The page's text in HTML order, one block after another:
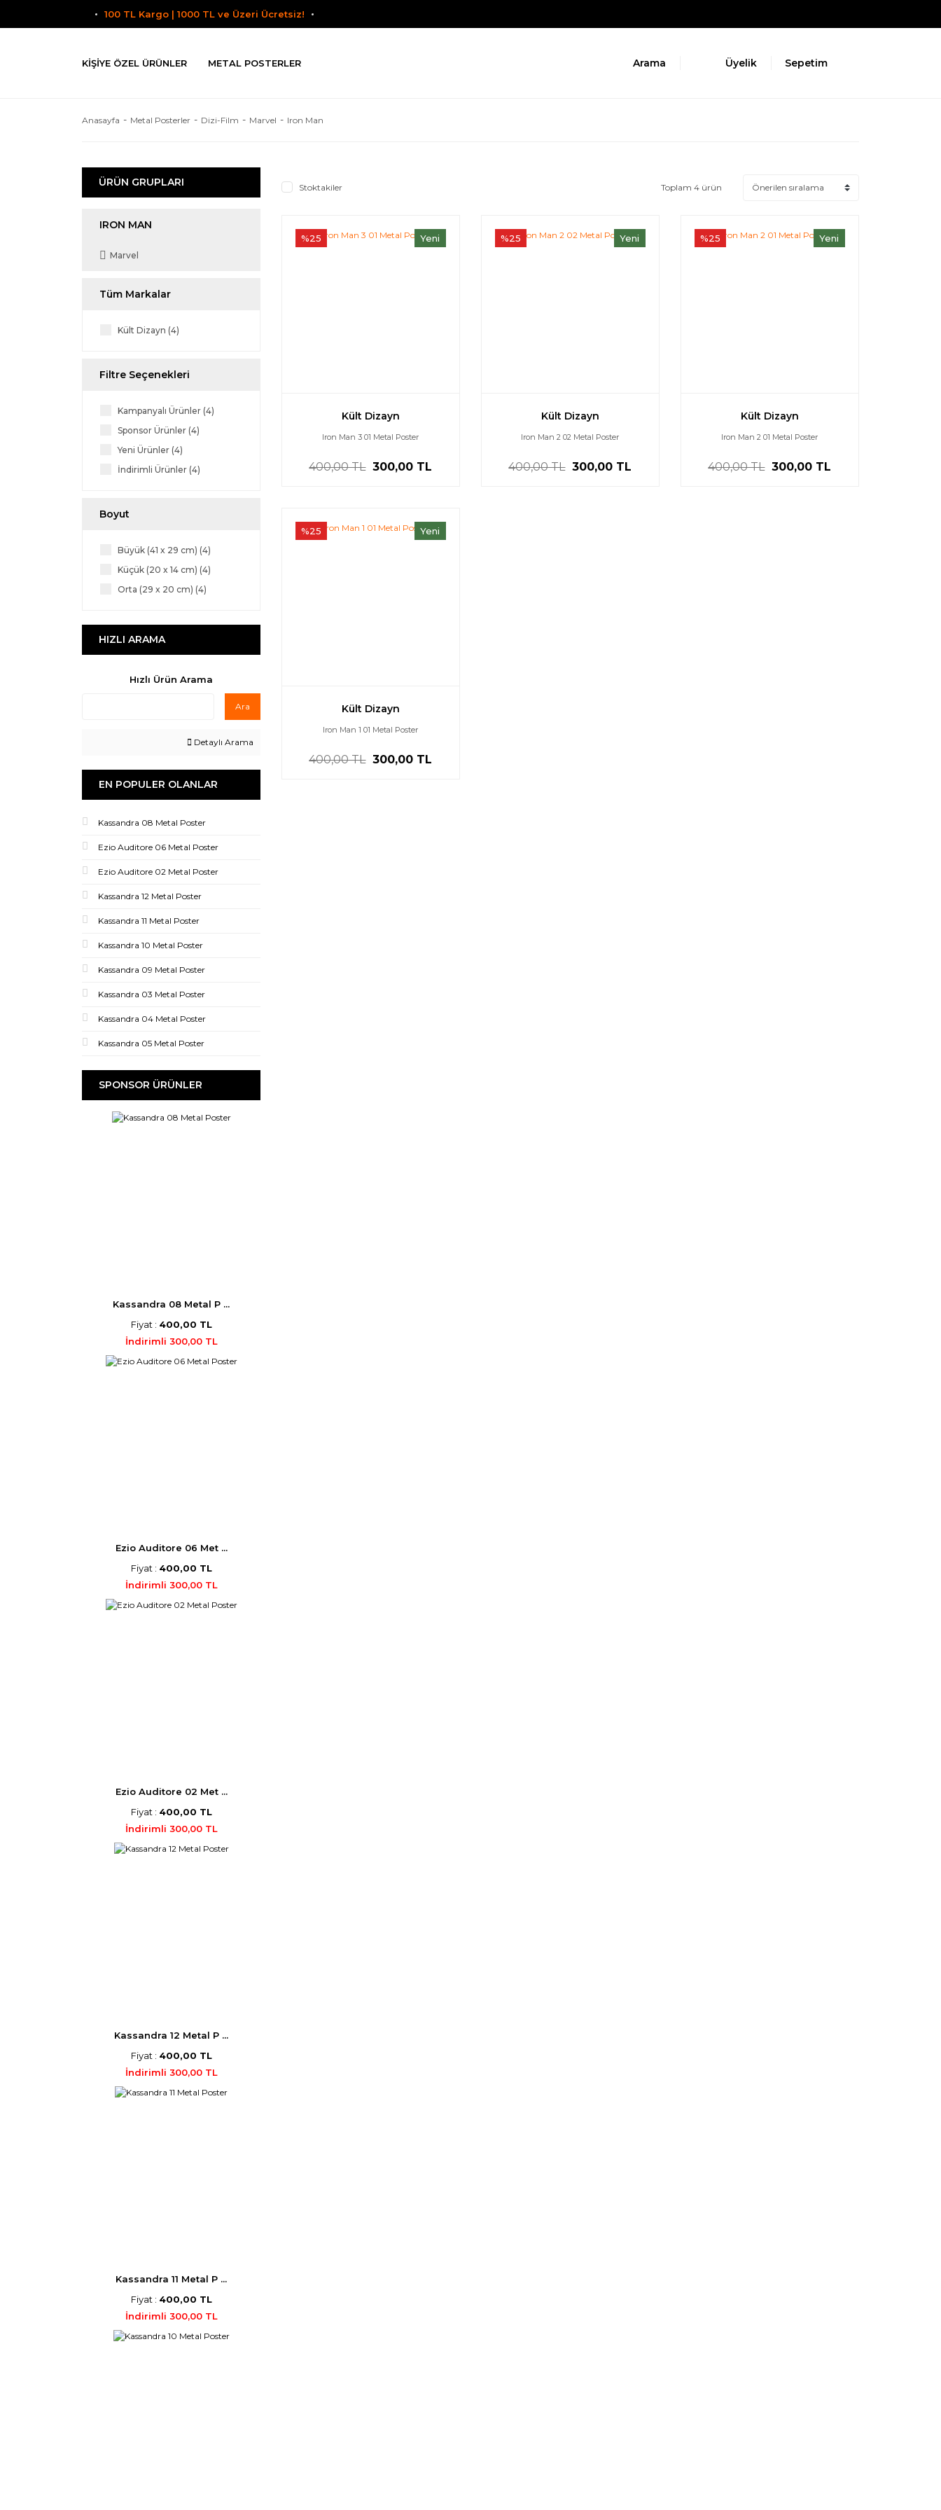
100 TL Kargo | 1000 TL ve Üzeri Ücretsiz!
KIŞIYE ÖZEL ÜRÜNLER METAL POSTERLER Arama Üyelik Sepetim
Anasayfa Metal Posterler Dizi-Film Marvel Iron Man
ÜRÜN GRUPLARI
IRON MAN
Marvel
Tüm Markalar
Kült Dizayn (4)
Filtre Seçenekleri
Kampanyalı Ürünler (4)
Sponsor Ürünler (4)
Yeni Ürünler (4)
İndirimli Ürünler (4)
Boyut
Büyük (41 x 29 cm) (4)
Küçük (20 x 14 cm) (4)
Orta (29 x 20 cm) (4)
HIZLI ARAMA
Hızlı Ürün Arama
Ara
Detaylı Arama
EN POPULER OLANLAR
Kassandra 08 Metal Poster
Ezio Auditore 06 Metal Poster
Ezio Auditore 02 Metal Poster
Kassandra 12 Metal Poster
Kassandra 11 Metal Poster
Kassandra 10 Metal Poster
Kassandra 09 Metal Poster
Kassandra 03 Metal Poster
Kassandra 04 Metal Poster
Kassandra 05 Metal Poster
SPONSOR ÜRÜNLER
Kassandra 08 Metal P ...
Fiyat : 400,00 TL
İndirimli 300,00 TL
Ezio Auditore 06 Met ...
Fiyat : 400,00 TL
İndirimli 300,00 TL
Ezio Auditore 02 Met ...
Fiyat : 400,00 TL
İndirimli 300,00 TL
Kassandra 12 Metal P ...
Fiyat : 400,00 TL
İndirimli 300,00 TL
Kassandra 11 Metal P ...
Fiyat : 400,00 TL
İndirimli 300,00 TL
Stoktakiler Toplam 4 ürün
Yeni
%25
Kült Dizayn
Iron Man 3 01 Metal Poster
400,00 TL 300,00 TL
Yeni
%25
Kült Dizayn
Iron Man 2 02 Metal Poster
400,00 TL 300,00 TL
Yeni
%25
Kült Dizayn
Iron Man 2 01 Metal Poster
400,00 TL 300,00 TL
Yeni
%25
Kült Dizayn
Iron Man 1 01 Metal Poster
400,00 TL 300,00 TL